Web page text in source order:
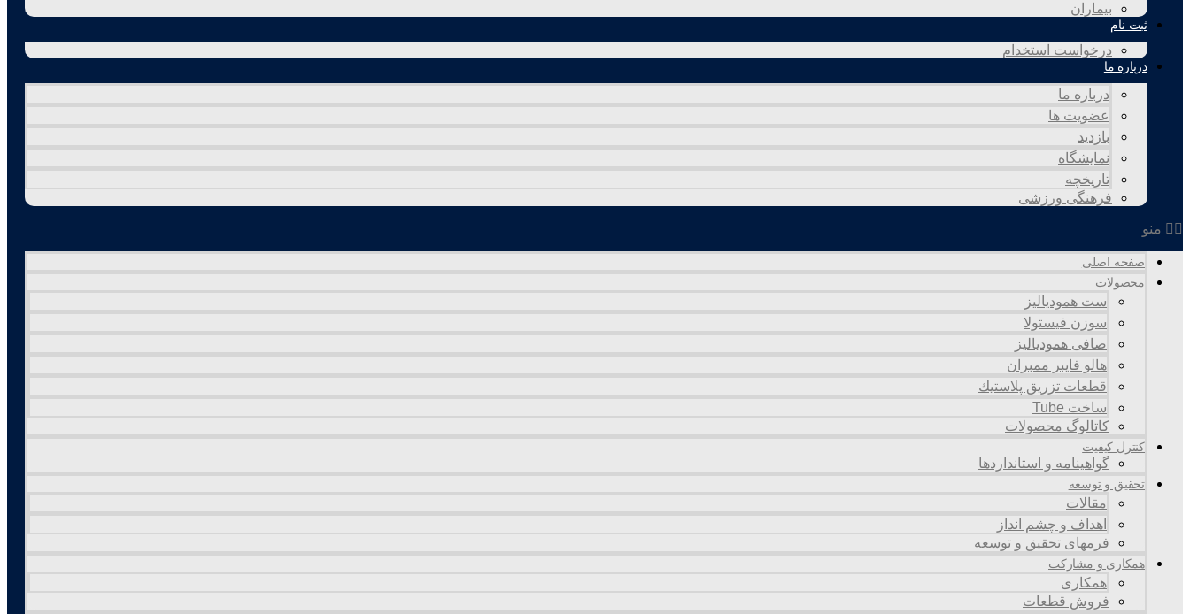
بيماران
ثبت نام
درخواست استخدام
درباره ما
درباره ما
عضویت ها
بازدید
نمایشگاه
تاريخچه
فرهنگی ورزشی
منو
صفحه اصلی
محصولات
ست همودیالیز
سوزن فیستولا
صافی همودیالیز
هالو فایبر ممبران
قطعات تزريق پلاستيك
ساخت Tube
کاتالوگ محصولات
کنترل کیفیت
گواهينامه و استانداردها
تحقيق و توسعه
مقالات
اهداف و چشم انداز
فرمهای تحقیق و توسعه
همکاری و مشارکت
همکاری
فروش قطعات